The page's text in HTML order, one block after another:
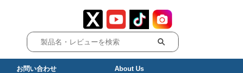
お問い合わせ About Us